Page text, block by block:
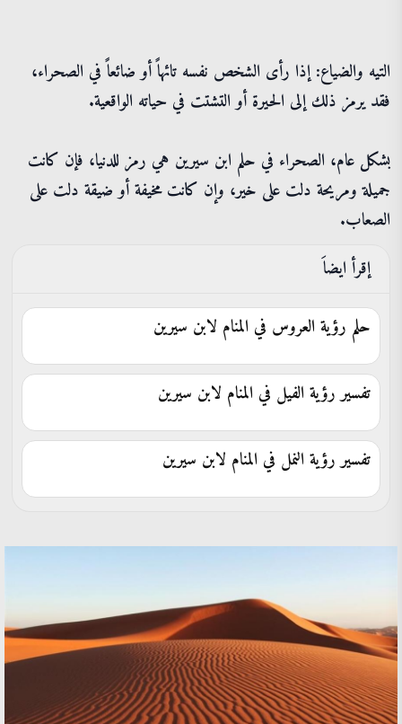
التيه والضياع: إذا رأى الشخص نفسه تائهاً أو ضائعاً في الصحراء،
فقد يرمز ذلك إلى الحيرة أو التشتت في حياته الواقعية.
بشكل عام، الصحراء في حلم ابن سيرين هي رمز للدنيا، فإن كانت
جميلة ومريحة دلت على خير، وإن كانت مخيفة أو ضيقة دلت على
الصعاب.
إقرأ ايضاَ
حلم رؤية العروس في المنام لابن سيرين
تفسير رؤية الفيل في المنام لابن سيرين
تفسير رؤية النمل في المنام لابن سيرين